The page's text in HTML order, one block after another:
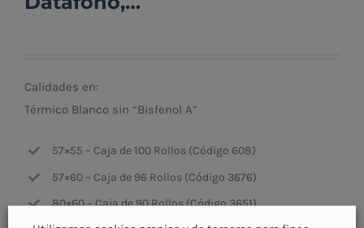
Calidades en:
Térmico Blanco sin “Bisfenol A”
57×55 – Caja de 100 Rollos (Código 608)
57×60 – Caja de 96 Rollos (Código 3676)
80×60 – Caja de 90 Rollos (Código 3651)